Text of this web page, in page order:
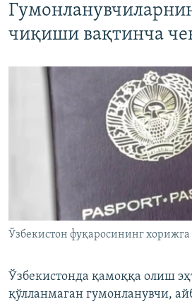
чиқиши вақтинча
Ўзбекистон фуқаросининг
Ўзбекистонда қамоққа олиш
қўлланмаган гумонланувчи,